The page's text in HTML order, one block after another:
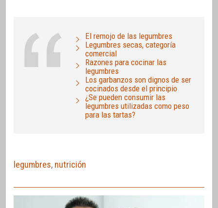
El remojo de las legumbres
Legumbres secas, categoría
comercial
Razones para cocinar las
legumbres
Los garbanzos son dignos de ser
cocinados desde el principio
¿Se pueden consumir las
legumbres utilizadas como peso
para las tartas?
legumbres, nutrición